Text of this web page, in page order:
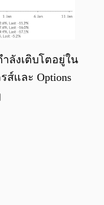
ลังเติบโตอยู่ใน
และ Options